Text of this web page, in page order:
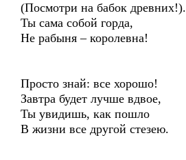
(Посмотри на бабок древних!).
Ты сама собой горда,
Не рабыня – королевна!
Просто знай: все хорошо!
Завтра будет лучше вдвое,
Ты увидишь, как пошло
В жизни все другой стезею.